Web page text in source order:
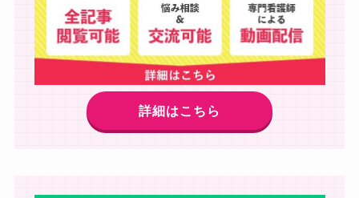
詳細はこちら